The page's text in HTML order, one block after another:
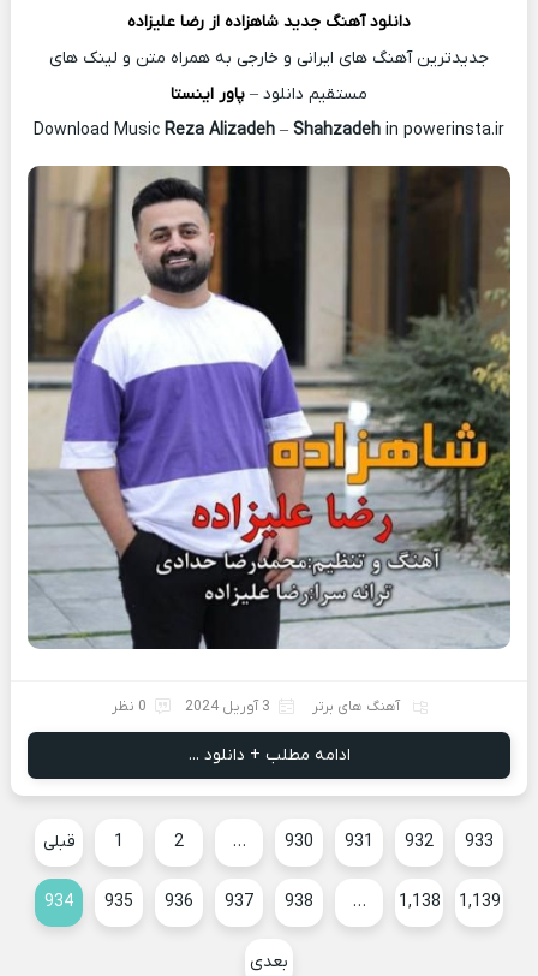
دانلود آهنگ جدید شاهزاده از رضا علیزاده
جدیدترین آهنگ های ایرانی و خارجی به همراه متن و لینک های
مستقیم دانلود – پاور اینستا
Download Music
Reza Alizadeh– Shahzadeh in powerinsta.ir
آهنگ های برتر 3 آوریل 2024 0 نظر
ادامه مطلب + دانلود ...
قبلی 1 2 … 930 931 932 933
934 935 936 937 938 … 1,138 1,139
بعدی